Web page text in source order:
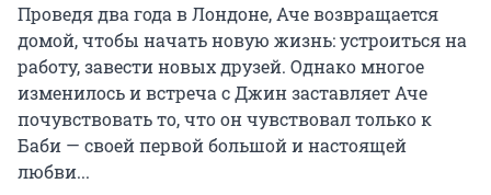
Проведя два года в Лондоне, Аче возвращается
домой, чтобы начать новую жизнь: устроиться на
работу, завести новых друзей. Однако многое
изменилось и встреча с Джин заставляет Аче
почувствовать то, что он чувствовал только к
Баби — своей первой большой и настоящей
любви...